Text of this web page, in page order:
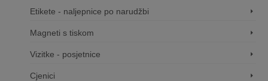
Etikete - naljepnice po narudžbi
Magneti s tiskom
Vizitke - posjetnice
Cjenici